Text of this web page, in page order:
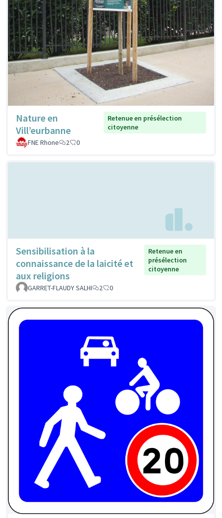
Nature en
Vill’eurbanne
Retenue en présélection
citoyenne
FNE Rhone
2 0
Sensibilisation à la
connaissance de la laicité et
aux religions
Retenue en
présélection
citoyenne
GARRET-FLAUDY SALHI 2 0